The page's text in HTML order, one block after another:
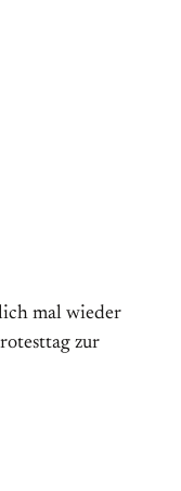
mal wieder
zur